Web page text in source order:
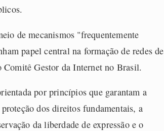
de mecanismos "frequentemente
papel central na formação de redes de
Gestor da Internet no Brasil.
por princípios que garantam a
dos direitos fundamentais, a
da liberdade de expressão e o